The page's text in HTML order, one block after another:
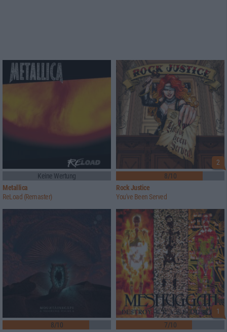
Keine Wertung
Metallica
ReLoad (Remaster)
2
8/10
Rock Justice
You've Been Served
8/10
1
7/10